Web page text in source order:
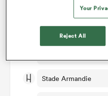
Agen v Mont de
Stade Armandie
Your
Reject All